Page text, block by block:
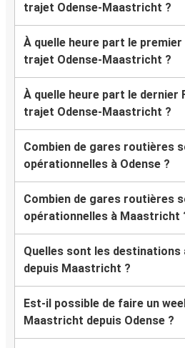
trajet Odense-Maastricht ?
À quelle heure part le premier
trajet Odense-Maastricht ?
À quelle heure part le dernier
trajet Odense-Maastricht ?
Combien de gares routières
opérationnelles à Odense ?
Combien de gares routières
opérationnelles à Maastricht
Quelles sont les destinations
depuis Maastricht ?
Est-il possible de faire un
Maastricht depuis Odense ?